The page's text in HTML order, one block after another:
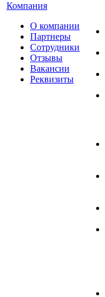
Компания
О компании
Партнеры
Сотрудники
Отзывы
Вакансии
Реквизиты